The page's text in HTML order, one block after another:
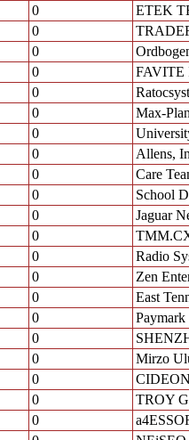
0
ETEK
0
0
0
FAVITE
0
0
Max-
0
0
Allens,
0
Care
0
School
0
Jaguar
0
0
Radio
0
Zen
0
East
0
0
0
Mirzo
0
0
TROY
0